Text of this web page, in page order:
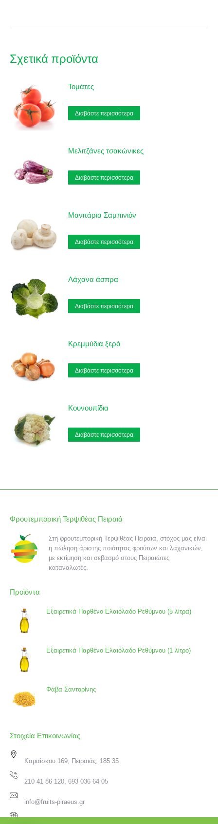
Σχετικά προϊόντα
Τομάτες
Διαβάστε περισσότερα
Μελιτζάνες τσακώνικες
Διαβάστε περισσότερα
Μανιτάρια Σαμπινιόν
Διαβάστε περισσότερα
Λάχανα άσπρα
Διαβάστε περισσότερα
Κρεμμύδια ξερά
Διαβάστε περισσότερα
Κουνουπίδια
Διαβάστε περισσότερα
Φρουτεμπορική Τερψιθέας Πειραιά
Στη φρουτεμπορική Τερψιθέας Πειραιά, στόχος μας είναι
η πώληση άριστης ποιότητας φρούτων και λαχανικών,
με εκτίμηση και σεβασμό στους Πειραιώτες
καταναλωτές.
Προϊόντα
Εξαιρετικά Παρθένο Ελαιόλαδο Ρεθύμνου (5 λίτρα)
Εξαιρετικά Παρθένο Ελαιόλαδο Ρεθύμνου (1 λίτρο)
Φάβα Σαντορίνης
Στοιχεία Επικοινωνίας
Καραΐσκου 169, Πειραιάς, 185 35
210 41 86 120, 693 036 64 05
info@fruits-piraeus.gr